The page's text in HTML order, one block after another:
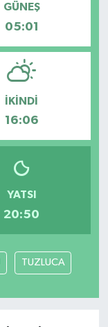
GÜNEŞ
05:01
İKINDI
16:06
YATSI
20:50
TUZLUCA